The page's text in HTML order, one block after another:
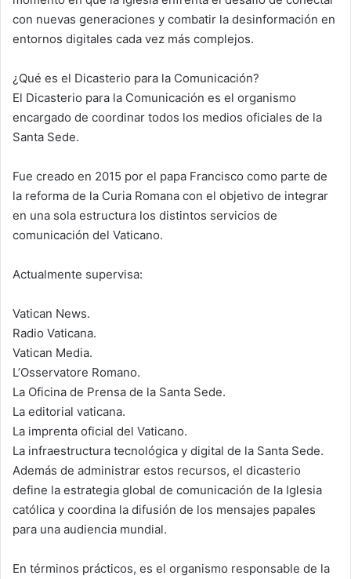
con nuevas generaciones y combatir la desinformación en
entornos digitales cada vez más complejos.
¿Qué es el Dicasterio para la Comunicación?
El Dicasterio para la Comunicación es el organismo
encargado de coordinar todos los medios oficiales de la
Santa Sede.
Fue creado en 2015 por el papa Francisco como parte de
la reforma de la Curia Romana con el objetivo de integrar
en una sola estructura los distintos servicios de
comunicación del Vaticano.
Actualmente supervisa:
Vatican News.
Radio Vaticana.
Vatican Media.
L’Osservatore Romano.
La Oficina de Prensa de la Santa Sede.
La editorial vaticana.
La imprenta oficial del Vaticano.
La infraestructura tecnológica y digital de la Santa Sede.
Además de administrar estos recursos, el dicasterio
define la estrategia global de comunicación de la Iglesia
católica y coordina la difusión de los mensajes papales
para una audiencia mundial.
En términos prácticos, es el organismo responsable de la